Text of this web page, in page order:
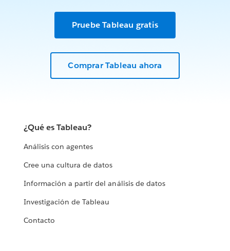
Pruebe Tableau gratis
Comprar Tableau ahora
¿Qué es Tableau?
Análisis con agentes
Cree una cultura de datos
Información a partir del análisis de datos
Investigación de Tableau
Contacto